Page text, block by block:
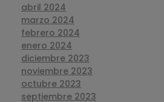
abril 2024
marzo 2024
febrero 2024
enero 2024
diciembre 2023
noviembre 2023
octubre 2023
septiembre 2023